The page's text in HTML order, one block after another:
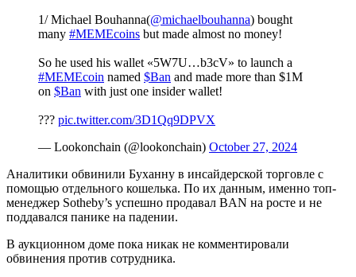
1/ Michael Bouhanna(@michaelbouhanna) bought
many #MEMEcoins but made almost no money!
So he used his wallet «5W7U…b3cV» to launch a
#MEMEcoin named $Ban and made more than $1M
on $Ban with just one insider wallet!
??? pic.twitter.com/3D1Qq9DPVX
— Lookonchain (@lookonchain) October 27, 2024
Аналитики обвинили Буханну в инсайдерской торговле с
помощью отдельного кошелька. По их данным, именно топ-
менеджер Sotheby’s успешно продавал BAN на росте и не
поддавался панике на падении.
В аукционном доме пока никак не комментировали
обвинения против сотрудника.